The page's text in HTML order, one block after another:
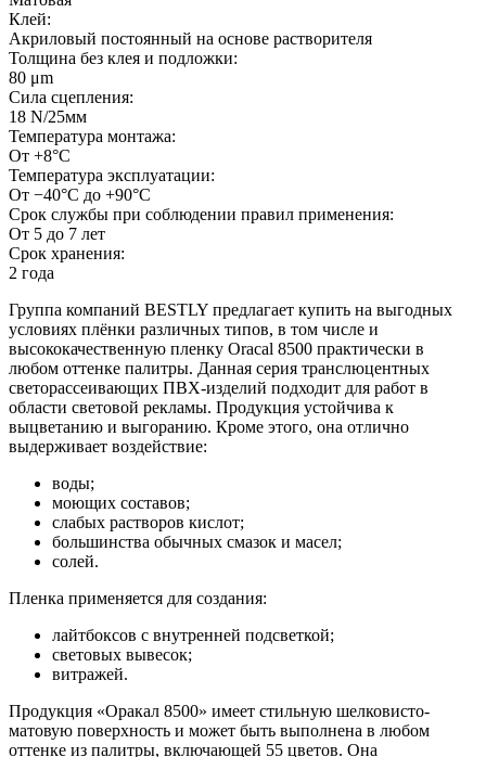
Клей:
Акриловый постоянный на основе растворителя
Толщина без клея и подложки:
80 μm
Сила сцепления:
18 N/25мм
Температура монтажа:
От +8°С
Температура эксплуатации:
От −40°С до +90°С
Срок службы при соблюдении правил применения:
От 5 до 7 лет
Срок хранения:
2 года
Группа компаний BESTLY предлагает купить на выгодных
условиях плёнки различных типов, в том числе и
высококачественную пленку Oracal 8500 практически в
любом оттенке палитры. Данная серия транслюцентных
светорассеивающих ПВХ-изделий подходит для работ в
области световой рекламы. Продукция устойчива к
выцветанию и выгоранию. Кроме этого, она отлично
выдерживает воздействие:
воды;
моющих составов;
слабых растворов кислот;
большинства обычных смазок и масел;
солей.
Пленка применяется для создания:
лайтбоксов с внутренней подсветкой;
световых вывесок;
витражей.
Продукция «Оракал 8500» имеет стильную шелковисто-
матовую поверхность и может быть выполнена в любом
оттенке из палитры, включающей 55 цветов. Она